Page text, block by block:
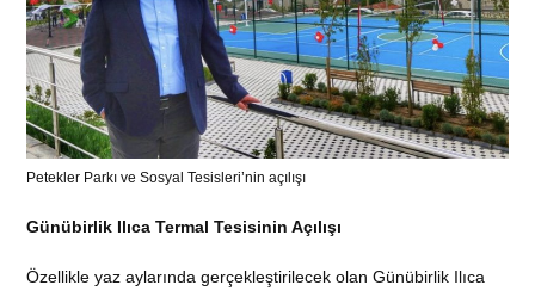
Petekler Parkı ve Sosyal Tesisleri’nin açılışı
Günübirlik Ilıca Termal Tesisinin Açılışı
Özellikle yaz aylarında gerçekleştirilecek olan Günübirlik Ilıca